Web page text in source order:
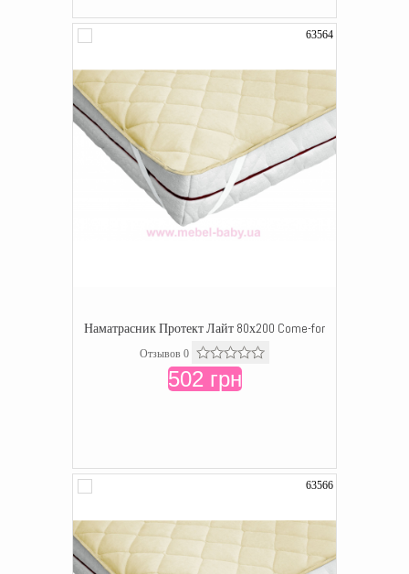
63564
Наматрасник Протект Лайт 80х200 Come-for
Отзывов 0
502 грн
63566